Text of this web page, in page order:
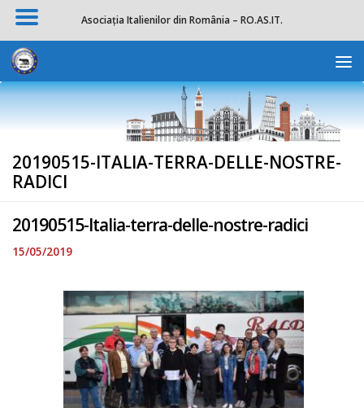
Skip to content
20190515-ITALIA-TERRA-DELLE-NOSTRE-
RADICI
20190515-Italia-terra-delle-nostre-radici
15/05/2019
Asociația Italienilor din România – RO.AS.IT.